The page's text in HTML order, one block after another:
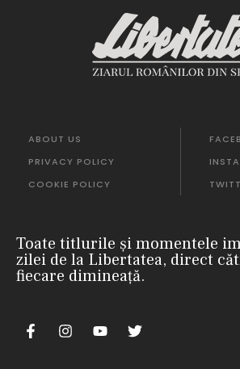
ABOUT US
PRIVACY POLICY
COOKIE POLICY
Toate titlurile și momentele
zilei de la Libertatea, direct
fiecare dimineață.